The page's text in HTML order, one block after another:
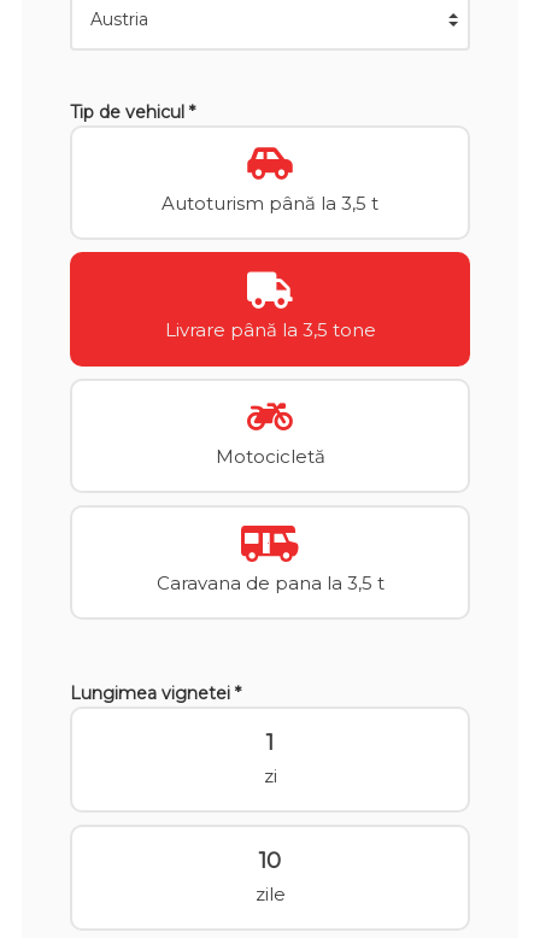
Tip de vehicul *
Autoturism până la 3,5 t
Livrare până la 3,5 tone
Motocicletă
Caravana de pana la 3,5 t
Lungimea vignetei *
1
zi
10
zile